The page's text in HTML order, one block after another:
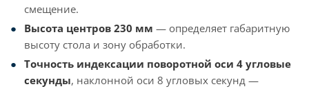
смещение.
Высота центров 230 мм — определяет габаритную
высоту стола и зону обработки.
Точность индексации поворотной оси 4 угловые
секунды, наклонной оси 8 угловых секунд —